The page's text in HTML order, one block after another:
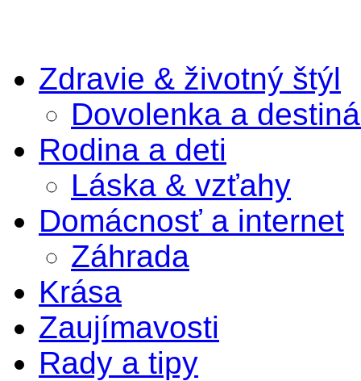
Zdravie & životný štýl
Dovolenka a
Rodina a deti
Láska & vzťahy
Domácnosť a internet
Záhrada
Krása
Zaujímavosti
Rady a tipy